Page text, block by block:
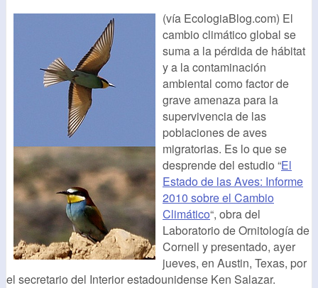
(vía EcologiaBlog.com) El
cambio climático global se
suma a la pérdida de hábitat
y a la contaminación
ambiental como factor de
grave amenaza para la
supervivencia de las
poblaciones de aves
migratorias. Es lo que se
desprende del estudio “El
Estado de las Aves: Informe
2010 sobre el Cambio
Climático“, obra del
Laboratorio de Ornitología de
Cornell y presentado, ayer
jueves, en Austin, Texas, por
el secretario del Interior estadounidense Ken Salazar.